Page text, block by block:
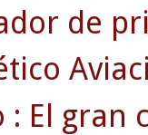
de
: El